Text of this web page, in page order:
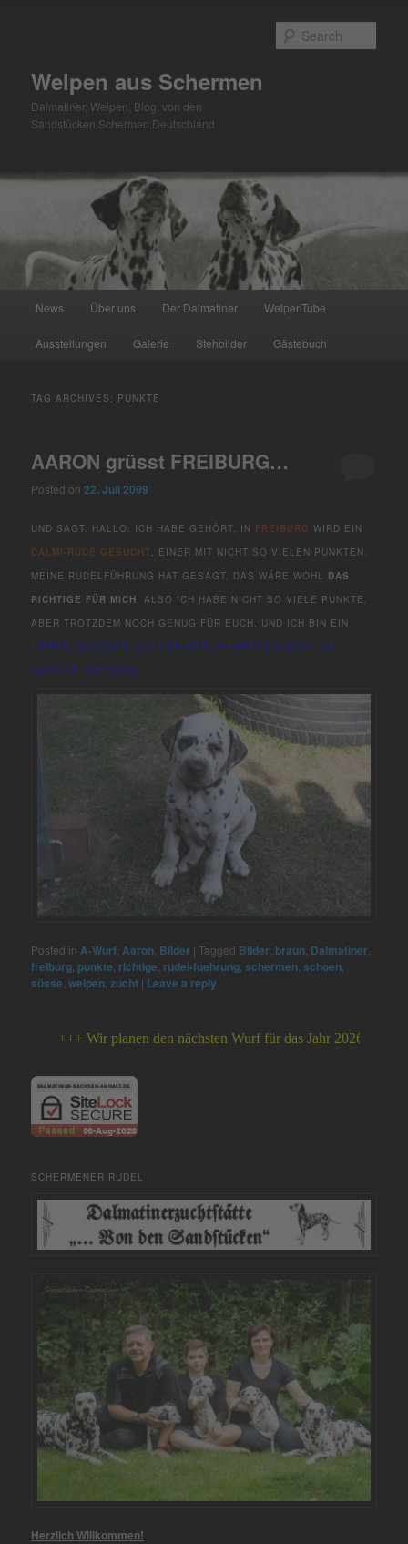
Welpen aus Schermen
Dalmatiner, Welpen, Blog, von den
Sandstücken,Schermen,Deutschland
News Über uns Der Dalmatiner WelpenTube
Ausstellungen Galerie Stehbilder Gästebuch
TAG ARCHIVES: PUNKTE
AARON grüsst FREIBURG…
Posted on22. Juli 2009
UND SAGT: HALLO, ICH HABE GEHÖRT, IN FREIBURGWIRD EIN
DALMI-RÜDE GESUCHT, EINER MIT NICHT SO VIELEN PUNKTEN.
MEINE RUDELFÜHRUNG HAT GESAGT, DAS WÄRE WOHL DAS
RICHTIGE FÜR MICH. ALSO ICH HABE NICHT SO VIELE PUNKTE,
ABER TROTZDEM NOCH GENUG FÜR EUCH. UND ICH BIN EIN
LIEBER, SCHÖNER UND BRAUNER DALMATINER-RÜDE. NA
GEFALLE ICH EUCH?
Posted in A-Wurf Aaron Bilder |Tagged Bilder braun Dalmatiner
freiburg punkte richtige rudel-fuehrung ,schermen ,schoen
süsse ,welpen ,zucht | Leave a reply
+++ Wir planen den nächsten Wurf für das Jahr 2026 +++
SCHERMENER RUDEL
Herzlich Willkommen!